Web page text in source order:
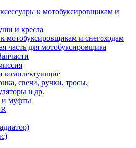
к мотобуксировщикам и
и кресла
мотобуксировщикам и снегоходам
часть для мотобуксировщика
комплектующие
свечи, ручки, тросы,
и др.
и муфты